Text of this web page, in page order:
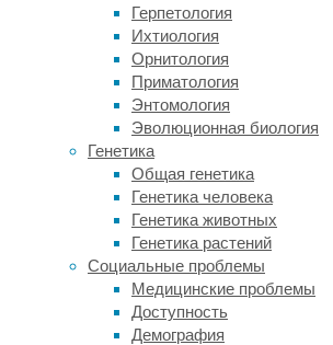
Герпетология
Ихтиология
Орнитология
Приматология
Энтомология
Эволюционная биология
Генетика
Общая генетика
Генетика человека
Генетика животных
Генетика растений
Социальные проблемы
Медицинские проблемы
Доступность
Демография
показали,
что
социальные
насекомые
могут
учиться
у
сородичей:
так,
исследователи
учили
шмелей
катать
шарики,